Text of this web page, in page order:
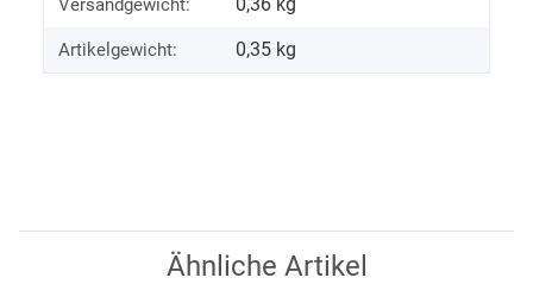
Versandgewicht:
Artikelgewicht: 0,35 kg
Ähnliche Artikel